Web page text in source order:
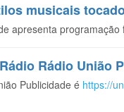
musicais
apresenta
Rádio União
Publicidade é https://